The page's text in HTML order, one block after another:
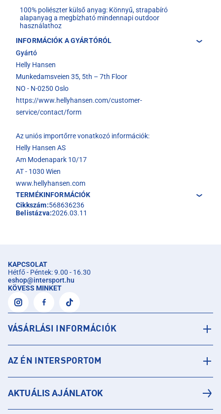
100% poliészter külső anyag: Könnyű, strapabíró
alapanyag a megbízható mindennapi outdoor
használathoz
INFORMÁCIÓK A GYÁRTÓRÓL
Gyártó
Helly Hansen
Munkedamsveien 35, 5th – 7th Floor
NO - N-0250 Oslo
https://www.hellyhansen.com/customer-
service/contact/form
Az uniós importőrre vonatkozó információk:
Helly Hansen AS
Am Modenapark 10/17
AT - 1030 Wien
www.hellyhansen.com
TERMÉKINFORMÁCIÓK
Cikkszám:568636236
Belistázva:2026.03.11
KAPCSOLAT
Hétfő - Péntek: 9.00 - 16.30
eshop@intersport.hu
KÖVESS MINKET
VÁSÁRLÁSI INFORMÁCIÓK
AZ ÉN INTERSPORTOM
AKTUÁLIS AJÁNLATOK